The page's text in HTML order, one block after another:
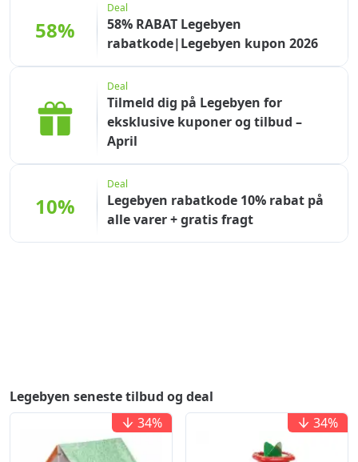
58%
Deal
58% RABAT Legebyen
rabatkode|Legebyen kupon 2026
Deal
Tilmeld dig på Legebyen for
eksklusive kuponer og tilbud –
April
10%
Deal
Legebyen rabatkode 10% rabat på
alle varer + gratis fragt
Legebyen seneste tilbud og deal
34% 34%